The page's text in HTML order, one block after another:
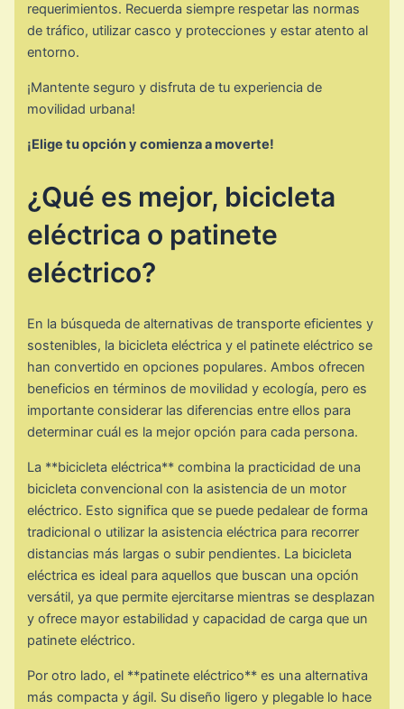
requerimientos. Recuerda siempre respetar las normas
de tráfico, utilizar casco y protecciones y estar atento al
entorno.
¡Mantente seguro y disfruta de tu experiencia de
movilidad urbana!
¡Elige tu opción y comienza a moverte!
¿Qué es mejor, bicicleta
eléctrica o patinete
eléctrico?
En la búsqueda de alternativas de transporte eficientes y
sostenibles, la bicicleta eléctrica y el patinete eléctrico se
han convertido en opciones populares. Ambos ofrecen
beneficios en términos de movilidad y ecología, pero es
importante considerar las diferencias entre ellos para
determinar cuál es la mejor opción para cada persona.
La **bicicleta eléctrica** combina la practicidad de una
bicicleta convencional con la asistencia de un motor
eléctrico. Esto significa que se puede pedalear de forma
tradicional o utilizar la asistencia eléctrica para recorrer
distancias más largas o subir pendientes. La bicicleta
eléctrica es ideal para aquellos que buscan una opción
versátil, ya que permite ejercitarse mientras se desplazan
y ofrece mayor estabilidad y capacidad de carga que un
patinete eléctrico.
Por otro lado, el **patinete eléctrico** es una alternativa
más compacta y ágil. Su diseño ligero y plegable lo hace